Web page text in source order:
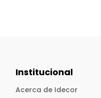
Institucional
Acerca de Idecor